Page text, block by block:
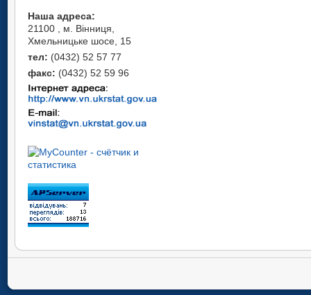
Наша адреса:
21100 , м. Вінниця,
Хмельницьке шосе, 15
тел: (0432) 52 57 77
факс: (0432) 52 59 96